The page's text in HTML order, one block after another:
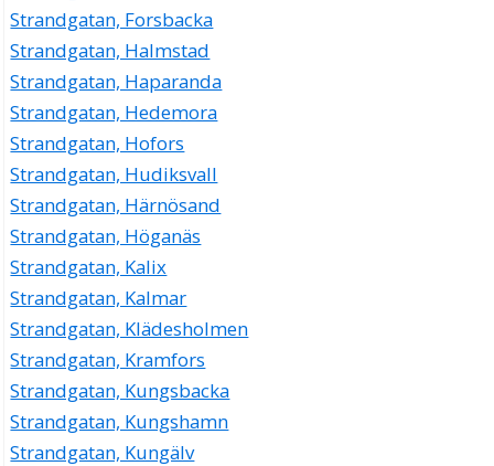
Strandgatan, Forsbacka
Strandgatan, Halmstad
Strandgatan, Haparanda
Strandgatan, Hedemora
Strandgatan, Hofors
Strandgatan, Hudiksvall
Strandgatan, Härnösand
Strandgatan, Höganäs
Strandgatan, Kalix
Strandgatan, Kalmar
Strandgatan, Klädesholmen
Strandgatan, Kramfors
Strandgatan, Kungsbacka
Strandgatan, Kungshamn
Strandgatan, Kungälv